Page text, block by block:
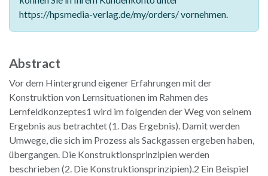
https://hpsmedia-verlag.de/my/orders/ vornehmen.
Abstract
Vor dem Hintergrund eigener Erfahrungen mit der
Konstruktion von Lernsituationen im Rahmen des
Lernfeldkonzeptes1 wird im folgenden der Weg von seinem
Ergebnis aus betrachtet (1. Das Ergebnis). Damit werden
Umwege, die sich im Prozess als Sackgassen ergeben haben,
übergangen. Die Konstruktionsprinzipien werden
beschrieben (2. Die Konstruktionsprinzipien).2 Ein Beispiel